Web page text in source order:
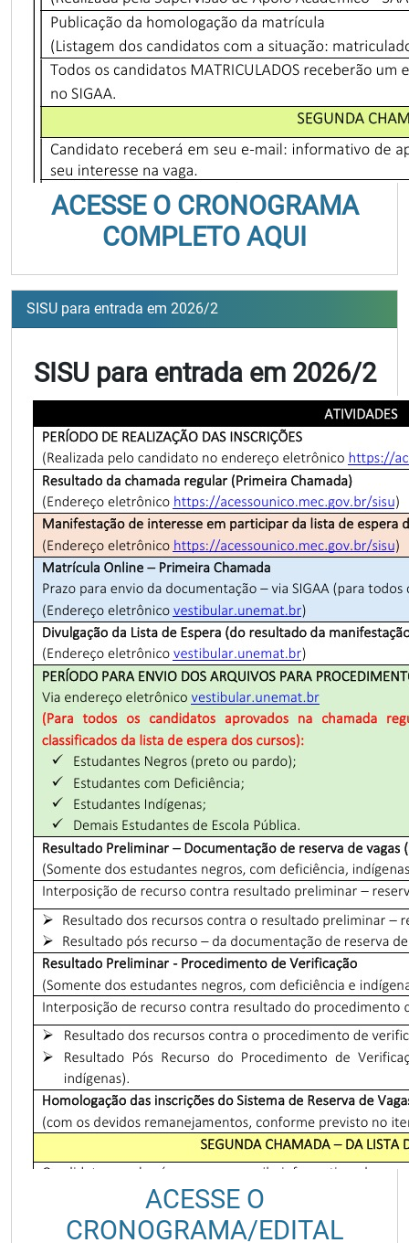
ACESSE O CRONOGRAMA
COMPLETO AQUI
SISU para entrada em 2026/2
SISU para entrada em 2026/2
ACESSE O
CRONOGRAMA/EDITAL